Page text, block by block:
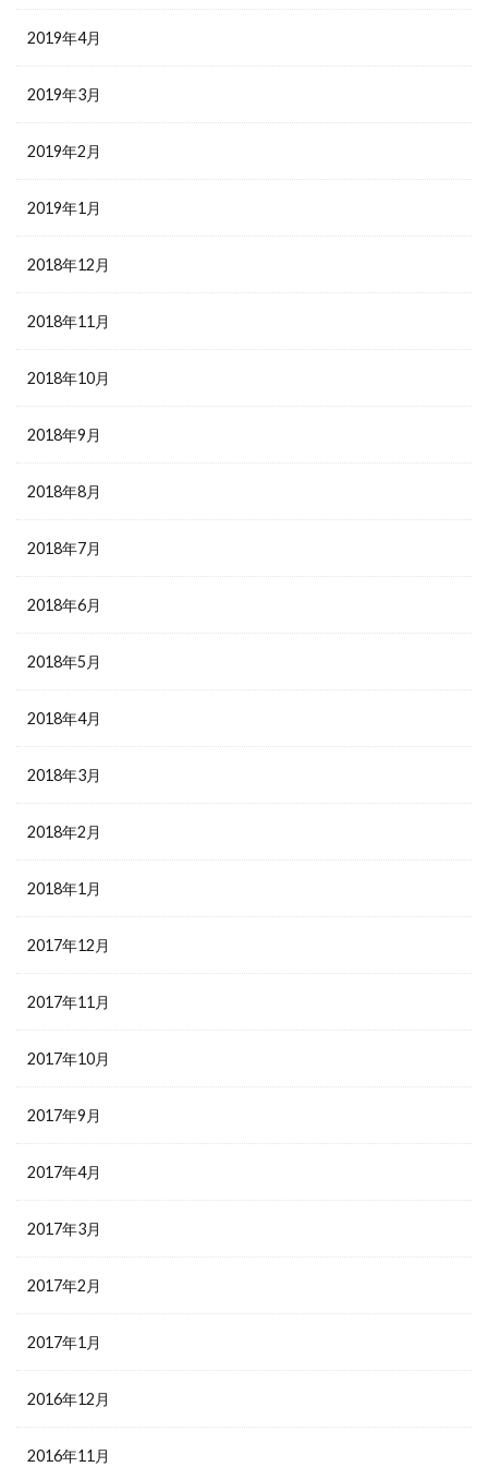
2019年4月
2019年3月
2019年2月
2019年1月
2018年12月
2018年11月
2018年10月
2018年9月
2018年8月
2018年7月
2018年6月
2018年5月
2018年4月
2018年3月
2018年2月
2018年1月
2017年12月
2017年11月
2017年10月
2017年9月
2017年4月
2017年3月
2017年2月
2017年1月
2016年12月
2016年11月